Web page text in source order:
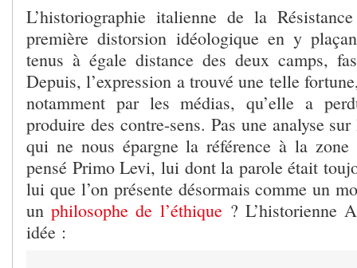
L’historiographie italienne de la
première distorsion idéologique en y
tenus à égale distance des deux camps,
Depuis, l’expression a trouvé une telle
notamment par les médias, qu’elle a
produire des contre-sens. Pas une analyse
qui ne nous épargne la référence à la
pensé Primo Levi, lui dont la parole était
lui que l’on présente désormais comme un
unphilosophe de l’éthique ? L’historienne
idée :